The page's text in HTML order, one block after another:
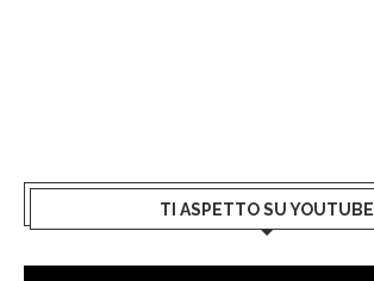
TI ASPETTO SU YOUTUBE